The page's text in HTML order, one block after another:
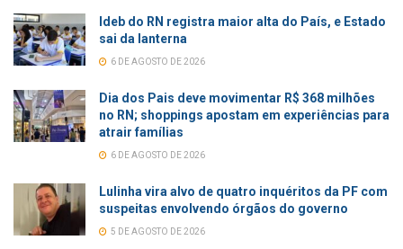
Ideb do RN registra maior alta do País, e Estado
sai da lanterna
6 DE AGOSTO DE 2026
Dia dos Pais deve movimentar R$ 368 milhões
no RN; shoppings apostam em experiências para
atrair famílias
6 DE AGOSTO DE 2026
Lulinha vira alvo de quatro inquéritos da PF com
suspeitas envolvendo órgãos do governo
5 DE AGOSTO DE 2026